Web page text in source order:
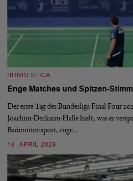
BUNDESLIGA
Enge Matches und Spitzen-
Der erste Tag des Bundesliga Final Four
Joachim-Deckarm-Halle hielt, was er
Badmintonsport, enge…
18. APRIL 2026